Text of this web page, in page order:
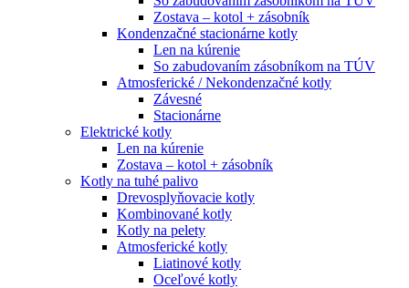
Zostava – kotol + zásobník
Kondenzačné stacionárne kotly
Len na kúrenie
So zabudovaním zásobníkom na TÚV
Atmosferické / Nekondenzačné kotly
Závesné
Stacionárne
Elektrické kotly
Len na kúrenie
Zostava – kotol + zásobník
Kotly na tuhé palivo
Drevosplyňovacie kotly
Kombinované kotly
Kotly na pelety
Atmosferické kotly
Liatinové kotly
Oceľové kotly